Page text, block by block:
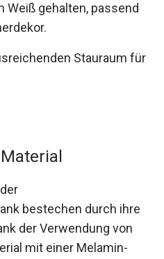
Weiß gehalten, passend
Stauraum für
bestechen durch ihre
der Verwendung von
mit einer Melamin-